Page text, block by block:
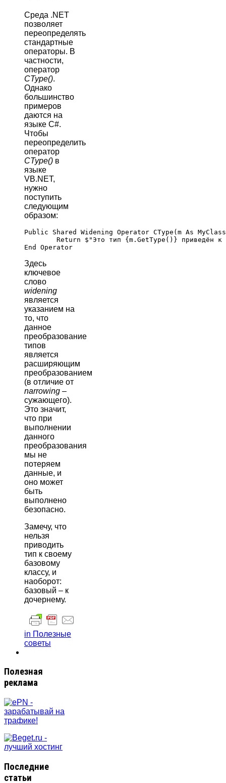
Среда .NET
позволяет
переопределять
стандартные
операторы. В
частности,
оператор
CType().
Однако
большинство
примеров
даются на
языке C#.
Чтобы
переопределить
оператор
CType() в
языке
VB.NET,
нужно
поступить
следующим
образом:
Public Shared Widening Operator CType(m As
Здесь
ключевое
слово
widening
является
указанием на
то, что
данное
преобразование
типов
является
расширяющим
преобразованием
(в отличие от
narrowing –
сужающего).
Это значит,
что при
выполнении
данного
преобразования
мы не
потеряем
данные, и
оно может
быть
выполнено
безопасно.
Замечу, что
нельзя
приводить
тип к своему
базовому
классу, и
наоборот:
базовый – к
дочернему.
in Полезные
советы
Полезная
реклама
Последние
статьи